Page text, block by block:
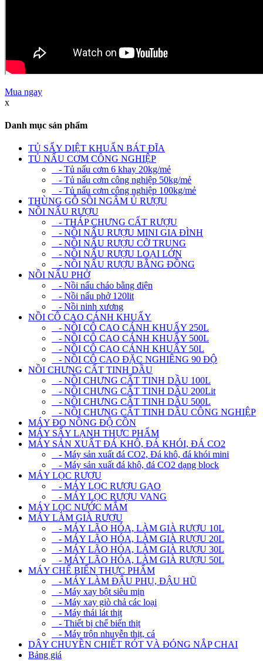
Mua ngay
x
Danh mục sản phẩm
TỦ SẤY DIỆT KHUẨN BÁT ĐĨA
TỦ NẤU CƠM CÔNG NGHIỆP
- Tủ nấu cơm 6 khay 20kg/mẻ
- Tủ nấu cơm công nghiệp 50kg/mẻ
- Tủ nấu cơm công nghiệp 100kg/mẻ
THÙNG GỖ SỒI NGÂM Ủ RƯỢU
NỒI NẤU RƯỢU
- THÁP CHƯNG CẤT RƯỢU
- NỒI NẤU RƯỢU MINI GIA ĐÌNH
- NỒI NẤU RƯỢU CỠ TRUNG
- NỒI NẤU RƯỢU LOẠI LỚN
- NỒI NẤU RƯỢU BẰNG ĐỒNG
NỒI NẤU PHỞ
- Nồi nấu cháo bằng điện
- Nồi nấu phở 120lit
- Nồi ninh xương
NỒI CÔ CAO CÁNH KHUẤY
- NỒI CÔ CAO CÁNH KHUẤY 250L
- NỒI CÔ CAO CÁNH KHUẤY 500L
- NỒI CÔ CAO CÁNH KHUẤY 50L
- NỒI CÔ CAO ĐẶC NGHIÊNG 90 ĐỘ
NỒI CHƯNG CẤT TINH DẦU
- NỒI CHƯNG CẤT TINH DẦU 100L
- NỒI CHƯNG CẤT TINH DẦU 200Lit
- NỒI CHƯNG CẤT TINH DẦU 500L
- NỒI CHƯNG CẤT TINH DẦU CÔNG NGHIỆP
MÁY ĐO NỒNG ĐỘ CỒN
MÁY SẤY LẠNH THỰC PHẨM
MÁY SẢN XUẤT ĐÁ KHÔ, ĐÁ KHÓI, ĐÁ CO2
- Máy sản xuất đá CO2, Đá khô, đá khói mini
- Máy sản xuất đá khô, đá CO2 dạng block
MÁY LỌC RƯỢU
- MÁY LỌC RƯỢU GẠO
- MÁY LỌC RƯỢU VANG
MÁY LỌC NƯỚC MẮM
MÁY LÀM GIÀ RƯỢU
- MÁY LÃO HÓA, LÀM GIÀ RƯỢU 10L
- MÁY LÃO HÓA, LÀM GIÀ RƯỢU 20L
- MÁY LÃO HÓA, LÀM GIÀ RƯỢU 30L
- MÁY LÃO HÓA, LÀM GIÀ RƯỢU 50L
MÁY CHẾ BIẾN THỰC PHẨM
- MÁY LÀM ĐẬU PHỤ, ĐẬU HŨ
- Máy xay bột siêu mịn
- Máy xay giò chả các loại
- Máy thái lát thịt
- Thiết bị chế biến thịt
- Máy trộn nhuyễn thịt, cá
DÂY CHUYỀN CHIẾT RÓT VÀ ĐÓNG NẮP CHAI
Bảng giá